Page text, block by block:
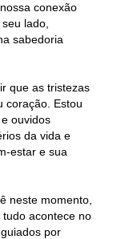
conexão
lado,
sabedoria
que as tristezas
coração. Estou
ouvidos
da vida e
estar e sua
neste momento,
acontece no
por